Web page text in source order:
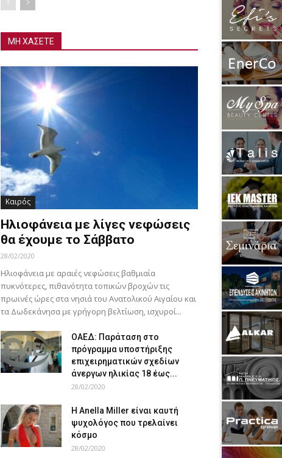
ΜΗ ΧΑΣΕΤΕ
Καιρός
Ηλιοφάνεια με λίγες νεφώσεις
θα έχουμε το Σάββατο
28/02/2020
Ηλιοφάνεια με αραιές νεφώσεις βαθμιαία
πυκνότερες, πιθανότητα τοπικών βροχών τις
πρωινές ώρες στα νησιά του Ανατολικού Αιγαίου και
τα Δωδεκάνησα με γρήγορη βελτίωση, ισχυροί...
ΟΑΕΔ: Παράταση στο
πρόγραμμα υποστήριξης
επιχειρηματικών σχεδίων
άνεργων ηλικίας 18 έως...
28/02/2020
Η Anella Miller είναι καυτή
ψυχολόγος που τρελαίνει
κόσμο
28/02/2020